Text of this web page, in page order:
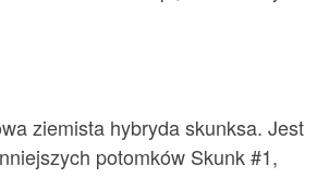
ziemista hybryda skunksa. Jest
potomków Skunk #1,